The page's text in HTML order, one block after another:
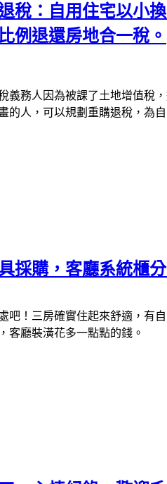
稅：自用住宅以
例退還房地合一稅。
義務人因為被課了土地增值
人，可以規劃重購退稅，為
採購，客廳系統櫃
！三房確實住起來舒適，有
客廳裝潢花多一點點的錢。